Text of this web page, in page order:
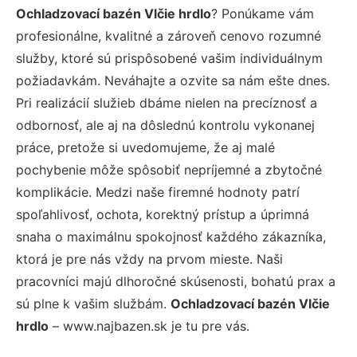
Ochladzovací bazén Vlčie hrdlo? Ponúkame vám
profesionálne, kvalitné a zároveň cenovo rozumné
služby, ktoré sú prispôsobené vašim individuálnym
požiadavkám. Neváhajte a ozvite sa nám ešte dnes.
Pri realizácií služieb dbáme nielen na precíznosť a
odbornosť, ale aj na dôslednú kontrolu vykonanej
práce, pretože si uvedomujeme, že aj malé
pochybenie môže spôsobiť nepríjemné a zbytočné
komplikácie. Medzi naše firemné hodnoty patrí
spoľahlivosť, ochota, korektný prístup a úprimná
snaha o maximálnu spokojnosť každého zákazníka,
ktorá je pre nás vždy na prvom mieste. Naši
pracovníci majú dlhoročné skúsenosti, bohatú prax a
sú plne k vašim službám. Ochladzovací bazén Vlčie
hrdlo – www.najbazen.sk je tu pre vás.